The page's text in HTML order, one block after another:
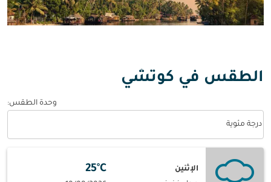
الطقس في كوتشي
وحدة الطقس:
درجة مئوية
الإثنين
25°C